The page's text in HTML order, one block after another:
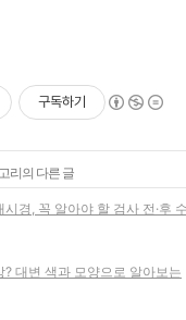
구독하기
리의 다른 글
경, 꼭 알아야 할 검사 전·후 수
? 대변 색과 모양으로 알아보는